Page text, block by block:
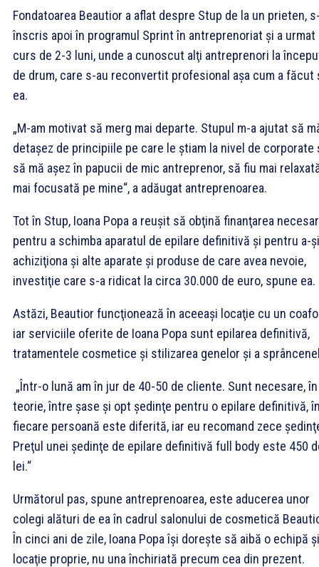
Fondatoarea Beautior a aflat despre Stup de la un prieten,
înscris apoi în programul Sprint în antreprenoriat şi a urmat
curs de 2-3 luni, unde a cunoscut alţi antreprenori la
de drum, care s-au reconvertit profesional aşa cum a făcut
ea.
„M-am motivat să merg mai departe. Stupul m-a ajutat să
detaşez de principiile pe care le ştiam la nivel de corporate
să mă aşez în papucii de mic antreprenor, să fiu mai
mai focusată pe mine“, a adăugat antreprenoarea.
Tot în Stup, Ioana Popa a reuşit să obţină finanţarea
pentru a schimba aparatul de epilare definitivă şi pentru a-şi
achiziţiona şi alte aparate şi produse de care avea nevoie,
investiţie care s-a ridicat la circa 30.000 de euro, spune ea.
Astăzi, Beautior funcţionează în aceeaşi locaţie cu un
iar serviciile oferite de Ioana Popa sunt epilarea definitivă,
tratamentele cosmetice şi stilizarea genelor şi a
„Într-o lună am în jur de 40-50 de cliente. Sunt necesare, în
teorie, între şase şi opt şedinţe pentru o epilare definitivă,
fiecare persoană este diferită, iar eu recomand zece
Preţul unei şedinţe de epilare definitivă full body este 450
lei.“
Următorul pas, spune antreprenoarea, este aducerea unor
colegi alături de ea în cadrul salonului de cosmetică
În cinci ani de zile, Ioana Popa îşi doreşte să aibă o echipă
locaţie proprie, nu una închiriată precum cea din prezent.